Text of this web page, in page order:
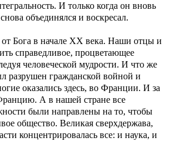
И только когда он вновь
объединялся и воскресал.
от Бога в начале XX века. Наши отцы и
справедливое, процветающее
человеческой мудрости. И что же
разрушен гражданской войной и
оказались здесь, во Франции. И за
А в нашей стране все
были направлены на то, чтобы
общество. Великая сверхдержава,
концентрировалась все: и наука, и